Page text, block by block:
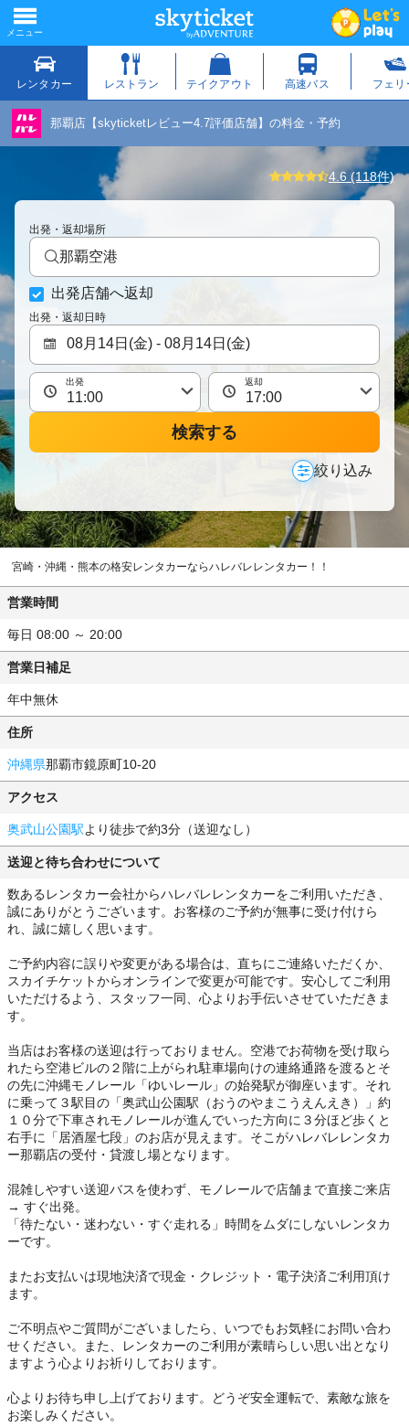
那覇店【skyticketレビュー4.7評価店舗】の料金・予約
4.6 (118件)
出発・返却場所
那覇空港
出発店舗へ返却
出発・返却日時
出発 返却
検索する
絞り込み
宮崎・沖縄・熊本の格安レンタカーならハレバレレンタカー！！
営業時間
毎日 08:00 ～ 20:00
営業日補足
年中無休
住所
沖縄県那覇市鏡原町10-20
アクセス
奥武山公園駅より徒歩で約3分（送迎なし）
送迎と待ち合わせについて
数あるレンタカー会社からハレバレレンタカーをご利用いただき、
誠にありがとうございます。お客様のご予約が無事に受け付けら
れ、誠に嬉しく思います。
ご予約内容に誤りや変更がある場合は、直ちにご連絡いただくか、
スカイチケットからオンラインで変更が可能です。安心してご利用
いただけるよう、スタッフ一同、心よりお手伝いさせていただきま
す。
当店はお客様の送迎は行っておりません。空港でお荷物を受け取ら
れたら空港ビルの２階に上がられ駐車場向けの連絡通路を渡るとそ
の先に沖縄モノレール「ゆいレール」の始発駅が御座います。それ
に乗って３駅目の「奥武山公園駅（おうのやまこうえんえき）」約
１０分で下車されモノレールが進んでいった方向に３分ほど歩くと
右手に「居酒屋七段」のお店が見えます。そこがハレバレレンタカ
ー那覇店の受付・貸渡し場となります。
混雑しやすい送迎バスを使わず、モノレールで店舗まで直接ご来店
→ すぐ出発。
「待たない・迷わない・すぐ走れる」時間をムダにしないレンタカ
ーです。
またお支払いは現地決済で現金・クレジット・電子決済ご利用頂け
ます。
ご不明点やご質問がございましたら、いつでもお気軽にお問い合わ
せください。また、レンタカーのご利用が素晴らしい思い出となり
ますよう心よりお祈りしております。
心よりお待ち申し上げております。どうぞ安全運転で、素敵な旅を
お楽しみください。